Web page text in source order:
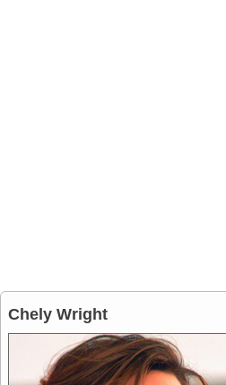
Chely Wright